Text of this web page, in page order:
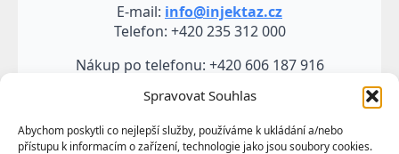
Spravovat Souhlas
Abychom poskytli co nejlepší služby, používáme k ukládání a/nebo
přístupu k informacím o zařízení, technologie jako jsou soubory cookies.
E-mail: info@injektaz.cz
Telefon: +420 235 312 000
Nákup po telefonu: +420 606 187 916